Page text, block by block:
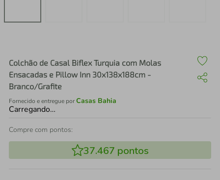
Colchão de Casal Biflex Turquia com Molas
Ensacadas e Pillow Inn 30x138x188cm -
Branco/Grafite
Fornecido e entregue porCasas Bahia
Carregando…
Compre com pontos:
37.467 pontos